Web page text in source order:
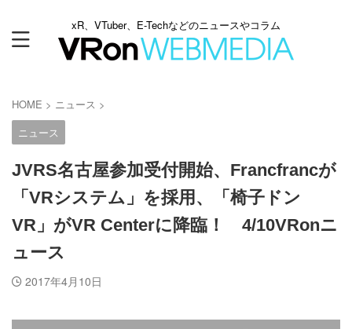
xR、VTuber、E-Techなどのニュースやコラム
HOME > ニュース >
ニュース
JVRS名古屋参加受付開始、Francfrancが
「VRシステム」を採用、「椅子ドン
VR」がVR Centerに降臨！ 4/10VRonニ
ュース
2017年4月10日